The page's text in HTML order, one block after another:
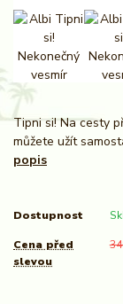
Tipni si! Na cesty
můžete užít
popis
Dostupnost
Cena před
slevou